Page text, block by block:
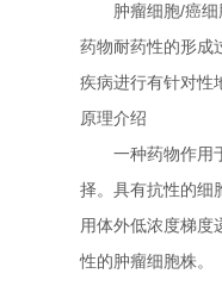
肿瘤细胞/癌细胞
药物耐药性的形成
疾病进行有针对性
原理介绍
一种药物作用于
择。具有抗性的细
用体外低浓度梯度
性的肿瘤细胞株。